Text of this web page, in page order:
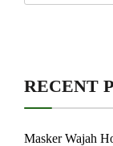
RECENT
Masker Wajah